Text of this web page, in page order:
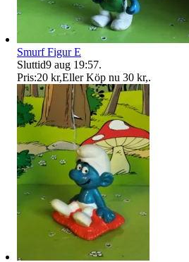
Smurf Figur E
Sluttid9 aug 19:57.
Pris:20 kr,Eller Köp nu 30 kr,.